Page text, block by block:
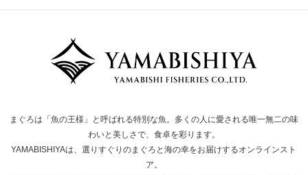
まぐろは「魚の王様」と呼ばれる特別な魚。多くの人に愛される唯一無二の味
わいと美しさで、食卓を彩ります。
YAMABISHIYAは、選りすぐりのまぐろと海の幸をお届けするオンラインスト
ア。